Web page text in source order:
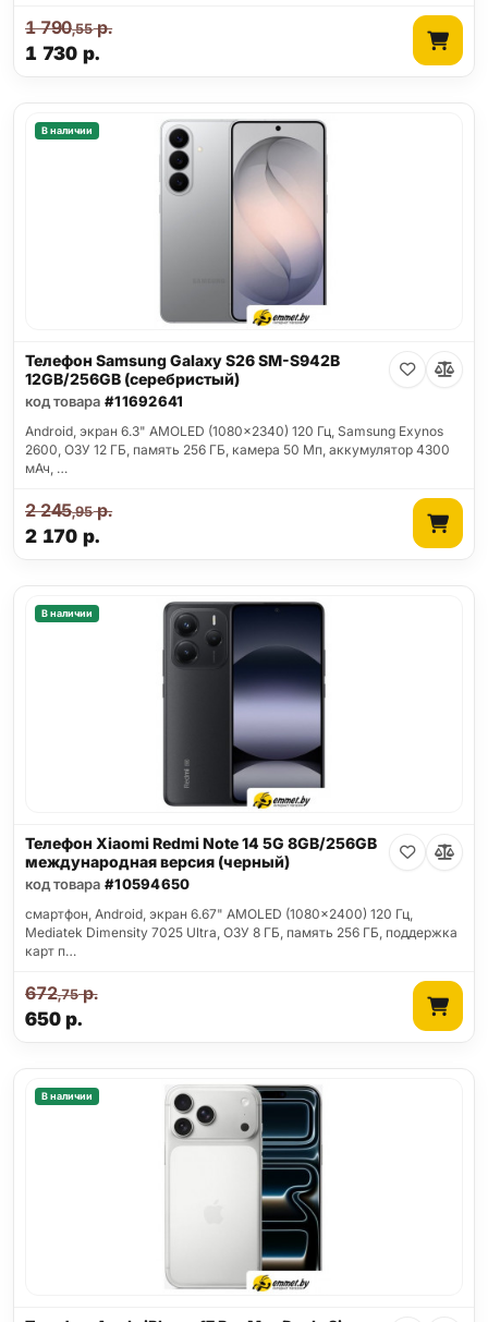
1 730 р.
1 790,55р.
В наличии
Телефон Samsung Galaxy S26 SM-S942B
12GB/256GB (серебристый)
код товара #11692641
Android, экран 6.3" AMOLED (1080x2340) 120 Гц, Samsung Exynos
2600, ОЗУ 12 ГБ, память 256 ГБ, камера 50 Мп, аккумулятор 4300
мАч, …
2 170 р.
2 245,95р.
В наличии
Телефон Xiaomi Redmi Note 14 5G 8GB/256GB
международная версия (черный)
код товара #10594650
смартфон, Android, экран 6.67" AMOLED (1080x2400) 120 Гц,
Mediatek Dimensity 7025 Ultra, ОЗУ 8 ГБ, память 256 ГБ, поддержка
карт п…
650р.
672,75р.
В наличии